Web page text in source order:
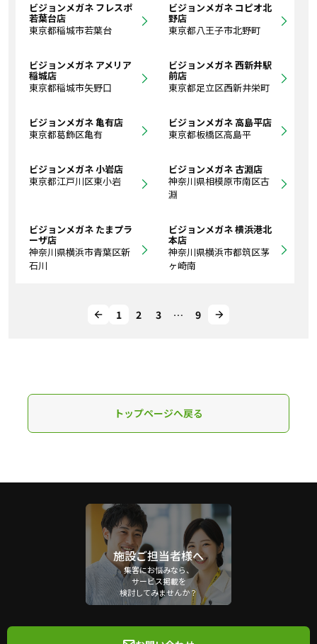
ビジョンメガネ フレスポ
若葉台店
東京都稲城市若葉台
ビジョンメガネ コピオ北
野店
東京都八王子市北野町
ビジョンメガネ アメリア
稲城店
東京都稲城市矢野口
ビジョンメガネ 西新井駅
前店
東京都足立区西新井栄町
ビジョンメガネ 亀有店
東京都葛飾区亀有
ビジョンメガネ 高島平店
東京都板橋区高島平
ビジョンメガネ 小岩店
東京都江戸川区東小岩
ビジョンメガネ 古淵店
神奈川県相模原市南区古
淵
ビジョンメガネ たまプラ
ーザ店
神奈川県横浜市青葉区新
石川
ビジョンメガネ 横浜港北
本店
神奈川県横浜市都筑区茅
ヶ崎南
1 2 3 … 9
トップページへ戻る
施設ご担当者様へ
集客にお悩みなら、
サービス掲載を
検討してみませんか？